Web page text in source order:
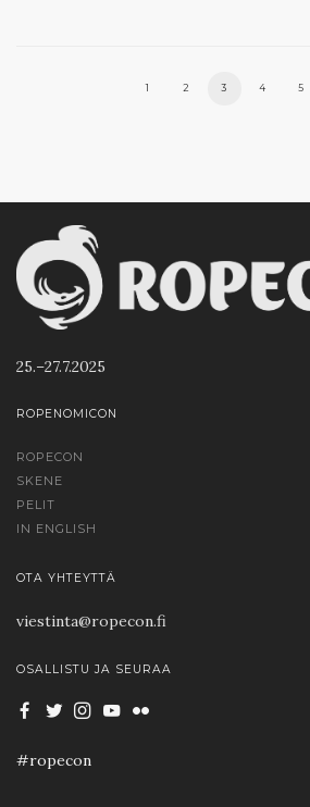
1 2 3 4 5
25.–27.7.2025
ROPENOMICON
ROPECON
SKENE
PELIT
IN ENGLISH
OTA YHTEYTTÄ
viestinta@ropecon.fi
OSALLISTU JA SEURAA
#ropecon